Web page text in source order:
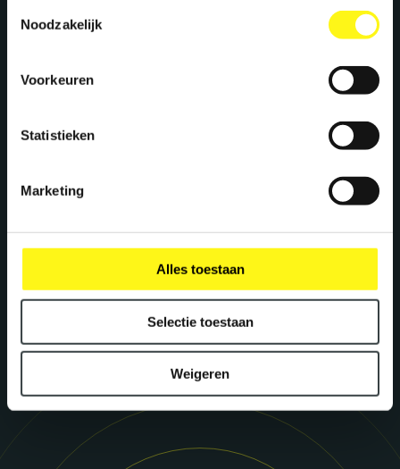
Noodzakelijk
Voorkeuren
Statistieken
Marketing
Alles toestaan
Selectie toestaan
Weigeren
Let's work together
We create maximum energy for brands. Ready
r.dillen@megawatt.agency